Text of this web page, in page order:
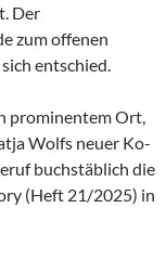
Der
zum offenen
entschied.
prominentem Ort,
Wolfs neuer Ko-
buchstäblich die
(Heft 21/2025) in